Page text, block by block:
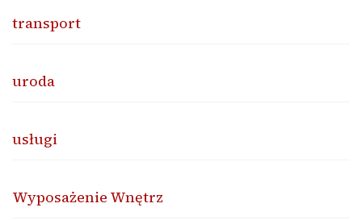
transport
uroda
usługi
Wyposażenie Wnętrz